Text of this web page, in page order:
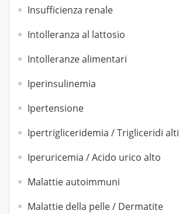
Insufficienza renale
Intolleranza al lattosio
Intolleranze alimentari
Iperinsulinemia
Ipertensione
Ipertrigliceridemia / Trigliceridi alti
Iperuricemia / Acido urico alto
Malattie autoimmuni
Malattie della pelle / Dermatite